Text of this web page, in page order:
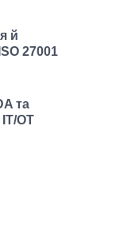
й
27001
та
ОТ